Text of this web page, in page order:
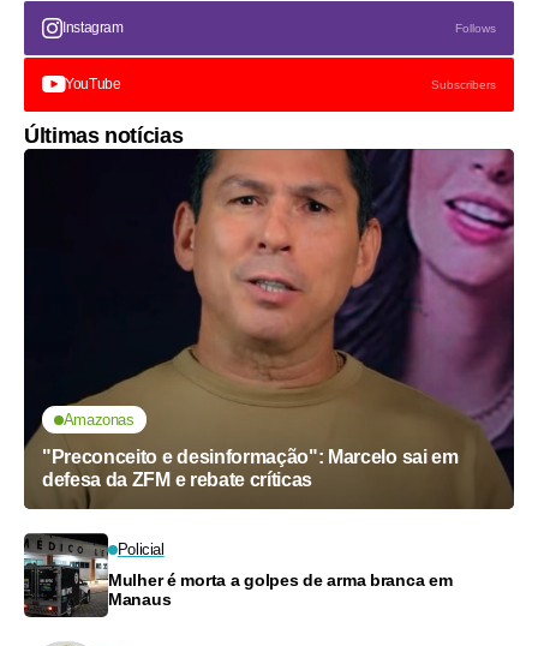
Instagram Follows
YouTube Subscribers
Últimas notícias
Amazonas
"Preconceito e desinformação": Marcelo sai em
defesa da ZFM e rebate críticas
Policial
Mulher é morta a golpes de arma branca em
Manaus